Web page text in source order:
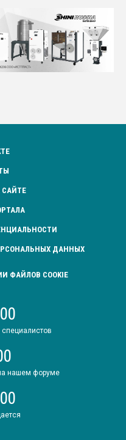
САЙТЕ
ДАННЫХ
ФАЙЛОВ COOKIE
специалистов
нашем форуме